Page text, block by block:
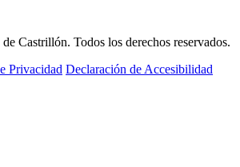
Castrillón. Todos los derechos reservados.
Privacidad Declaración de Accesibilidad